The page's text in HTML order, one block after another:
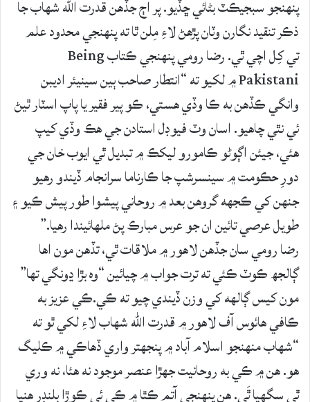
پنهنجو سبجيڪٽ بڻائي ڇڏيو. پر اڄ جڏهن قدرت الله شهاب جا
ذڪر تنقيد نگارن وٽان پڙهڻ لاءِ مِلن ٿا ته پنهنجي محدود علم
تي کِل اچي ٿي. رضا رومي پنهنجي ڪتاب Being
Pakistani ۾ لکيو ته “انتطار صاحب ٻين سينيئر اديبن
وانگي ڪڏهن به ڪا وڏي هستي، ڪو پير فقير يا پاپ اسٽار ٿيڻ
ئي نٿي چاهيو. اسان وٽ فيوڊل استادن جي هڪ وڏي کيپ
هئي، جيئن اڳوڻو ڪامورو ليکڪ ۾ تبديل ٿي ايوب خان جي
دورِ حڪومت ۾ سينسرشپ جا ڪارناما سرانجام ڏيندو رهيو
جنهن کي ڪجھه گروهن بعد ۾ روحاني پيشوا طور پيش ڪيو ۽
طويل عرصي تائين ان جو عرس مبارڪ پڻ ملهائيندا رهيا.”
رضا رومي سان جڏهن لاهور ۾ ملاقات ٿي، تڏهن مون اها
ڳالجھ ڪوٽ ڪئي ته ترت جواب ۾ چيائين “وه بڙا ڍونگي تها”
مون کيس ڳالھه کي وزن ڏيندي چيو ته ڪي.ڪي عزيز به
ڪافي هائوس آف لاهور ۾ قدرت الله شهاب لاءِ لکي ٿو ته
“شهاب منهنجو اسلام آباد ۾ پنجهتر واري ڏهاڪي ۾ ڪليگ
هو. هن ۾ ڪي به روحانيت جهڙا عنصر موجود نه هئا، نه وري
ٿي سگهيا ٿَي. هن پنهنجي آتم ڪٿا ۾ ڪي ئي ڪوڙا بلنڊر هنيا